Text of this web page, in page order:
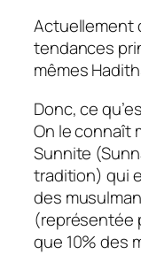
Actuellement
tendances
mêmes
Donc, ce
On le connaît
Sunnite
tradition) qui
des
(représentée
que 10% des